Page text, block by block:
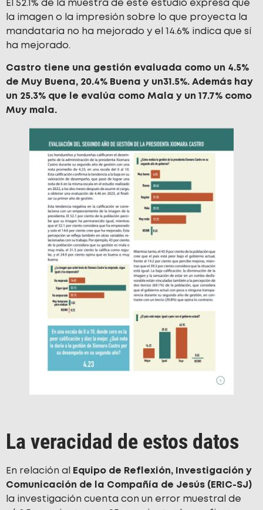
El 52.1% de la muestra de este estudio expresa que
la imagen o la impresión sobre lo que proyecta la
mandataria no ha mejorado y el 14.6% indica que sí
ha mejorado.
Castro tiene una gestión evaluada como un 4.5%
de Muy Buena, 20.4% Buena y un31.5%. Además hay
un 25.3% que le evalúa como Mala y un 17.7% como
Muy mala.
La veracidad de estos datos
En relación al
Equipo de Reflexión, Investigación y
Comunicación de la Compañía de Jesús (ERIC-SJ)
la investigación cuenta con un error muestral de